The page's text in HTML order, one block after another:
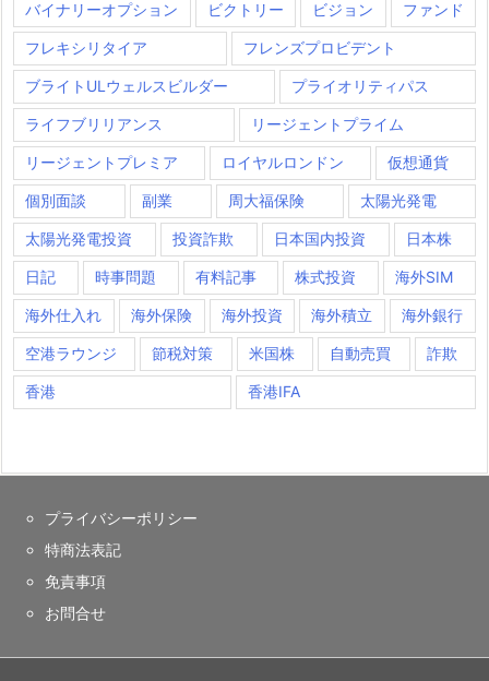
了
バイナリーオプション ビクトリー ビジョン ファンド
フレキシリタイア フレンズプロビデント
ブライトULウェルスビルダー プライオリティパス
ライフブリリアンス リージェントプライム
リージェントプレミア ロイヤルロンドン 仮想通貨
個別面談 副業 周大福保険 太陽光発電
太陽光発電投資 投資詐欺 日本国内投資 日本株
日記 時事問題 有料記事 株式投資 海外SIM
海外仕入れ 海外保険 海外投資 海外積立 海外銀行
空港ラウンジ 節税対策 米国株 自動売買 詐欺
香港 香港IFA
プライバシーポリシー
特商法表記
免責事項
お問合せ